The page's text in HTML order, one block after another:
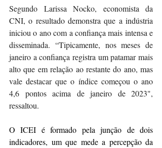
Segundo Larissa Nocko, economista da
CNI, o resultado demonstra que a indústria
iniciou o ano com a confiança mais intensa e
disseminada. “Tipicamente, nos meses de
janeiro a confiança registra um patamar mais
alto que em relação ao restante do ano, mas
vale destacar que o índice começou o ano
4,6 pontos acima de janeiro de 2023",
ressaltou.
O ICEI é formado pela junção de dois
indicadores, um que mede a percepção da